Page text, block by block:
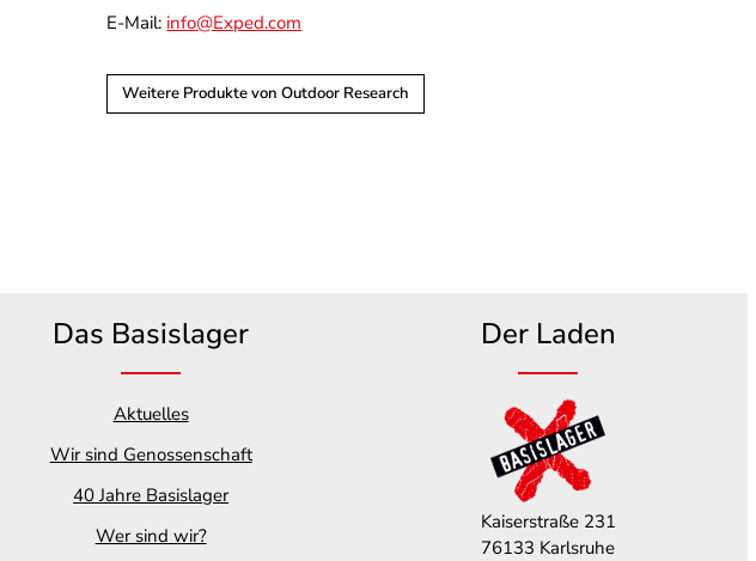
E-Mail: info@Exped.com
Weitere Produkte von Outdoor Research
Das Basislager
Aktuelles
Wir sind Genossenschaft
40 Jahre Basislager
Wer sind wir?
Der Laden
Kaiserstraße 231
76133 Karlsruhe